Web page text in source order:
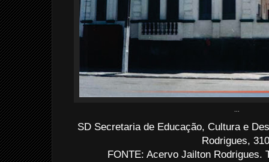
SD Secretaria de Educação, Cultura e
Rodrigues,
FONTE: Acervo Jailton Rodrigues.